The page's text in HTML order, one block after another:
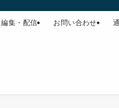
集・配信 お問い合わせ